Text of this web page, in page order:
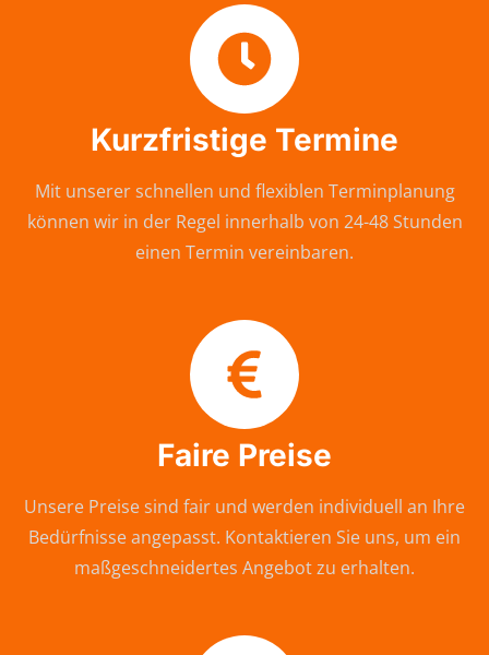
Kurzfristige Termine
Mit unserer schnellen und flexiblen Terminplanung
können wir in der Regel innerhalb von 24-48 Stunden
einen Termin vereinbaren.
Faire Preise
Unsere Preise sind fair und werden individuell an Ihre
Bedürfnisse angepasst. Kontaktieren Sie uns, um ein
maßgeschneidertes Angebot zu erhalten.